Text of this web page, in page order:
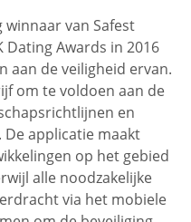
winnaar van Safest
Dating Awards in 2016
aan de veiligheid ervan.
om te voldoen aan de
en
applicatie maakt
op het gebied
alle noodzakelijke
via het mobiele